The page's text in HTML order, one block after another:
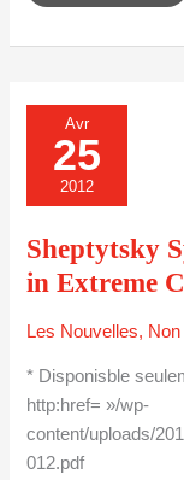
Avr
25
2012
Sheptytsky
in Extreme
Les Nouvelles,
* Disponisble
http:href= »/wp-
content/uploads/
012.pdf
SHEPTYTSKY
SYMPOSIUM:
ETHICAL
ACTION
IN
EXTREME